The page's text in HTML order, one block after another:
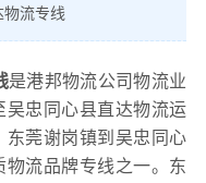
流专线
是港邦物流公司物流业
吴忠同心县直达物流运
莞谢岗镇到吴忠同心
流品牌专线之一。东